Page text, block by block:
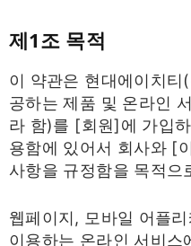
제1조 목적
이 약관은 현대에이치
공하는 제품 및 온라인
라 함)를 [회원]에 가입
용함에 있어서 회사와 [
사항을 규정함을 목적으
웹페이지, 모바일 어플
이용하는 온라인 서비스